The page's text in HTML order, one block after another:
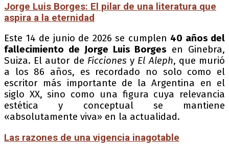
Jorge Luis Borges: El pilar de una literatura que
aspira a la eternidad
Este 14 de junio de 2026 se cumplen 40 años del
fallecimiento de Jorge Luis Borges en Ginebra,
Suiza. El autor de Ficciones y El Aleph, que murió
a los 86 años, es recordado no solo como el
escritor más importante de la Argentina en el
siglo XX, sino como una figura cuya relevancia
estética y conceptual se mantiene
«absolutamente viva» en la actualidad.
Las razones de una vigencia inagotable